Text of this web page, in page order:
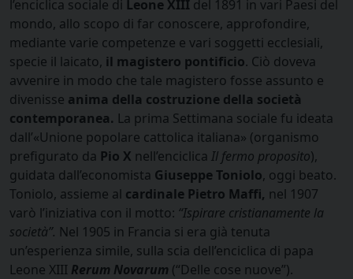
l’enciclica sociale di Leone XIII del 1891 in vari Paesi del
mondo, allo scopo di far conoscere, approfondire,
mediante varie competenze e vari soggetti ecclesiali,
specie il laicato, il magistero pontificio. Ciò doveva
avvenire in modo che tale magistero fosse assunto e
divenisse anima della costruzione della società
contemporanea. La prima Settimana sociale fu ideata
dall’«Unione popolare cattolica italiana» (organismo
prefigurato da Pio X nell’enciclica Il fermo proposito),
guidata dall’economista Giuseppe Toniolo, oggi beato.
Toniolo, assieme al cardinale Pietro Maffi, nel 1907
varò l’iniziativa con il motto: “Ispirare cristianamente la
società”. Nel 1905 in Francia si era già tenuta
un’esperienza simile, sulla scia dell’enciclica di papa
Leone XIII Rerum Novarum (“Delle cose nuove”).